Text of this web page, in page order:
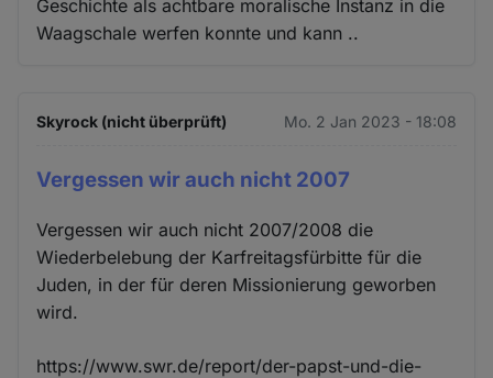
Geschichte als achtbare moralische Instanz in die
Waagschale werfen konnte und kann ..
Skyrock (nicht überprüft) Mo. 2 Jan 2023 - 18:08
Vergessen wir auch nicht 2007
Vergessen wir auch nicht 2007/2008 die
Wiederbelebung der Karfreitagsfürbitte für die
Juden, in der für deren Missionierung geworben
wird.
https://www.swr.de/report/der-papst-und-die-